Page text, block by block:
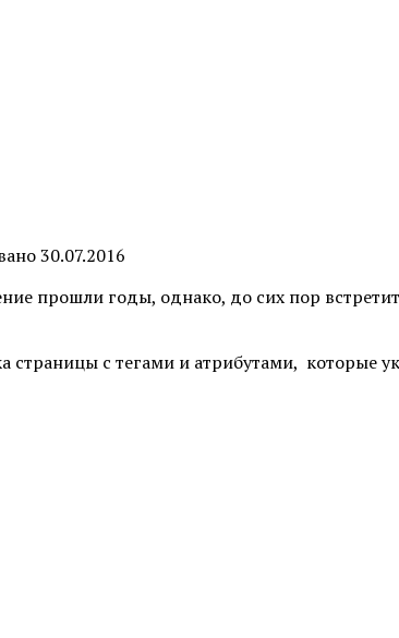
30.07.2016
прошли годы, однако, до сих пор
с тегами и атрибутами, которые